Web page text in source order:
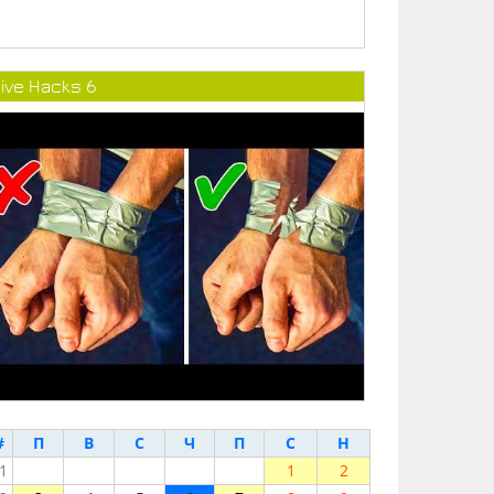
Hacks 6
П В С Ч П С
Н
1
2